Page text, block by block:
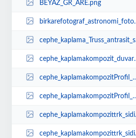
BEYAZ_GR_ARE.png
birkarefotograf_astronomi_fotografciligi_1.jpg
cephe_kaplama_Truss_antrasit_sidingAhap_Plastik_Kompozit_Duvar_Paneli__Siding...
cephe_kaplamakompozit_duvar_plastik_cephe_fiytlar_cephefiyat.jpg
cephe_kaplamakompozitProfil_Prefabrik_wpccomposite_decking_wood_ahap_plastik_...
cephe_kaplamakompozitProfil_Prefabrik_wpccomposite_decking_wood_ahap_plastik_...
cephe_kaplamakompozittrk_siding_Ahap_Plastik_Kompozit_Duvar_Paneli__Siding__K...
cephe_kaplamakompozittrk_siding_Ahap_Plastik_Kompozit_Duvar_Paneli__Siding__K...